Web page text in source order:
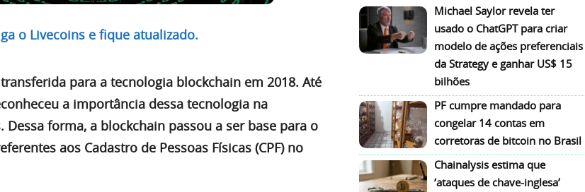
o Livecoins e fique atualizado.
para a tecnologia blockchain em 2018. Até
a importância dessa tecnologia na
Dessa forma, a blockchain passou a ser base para o
aos Cadastro de Pessoas Físicas (CPF) no
Michael Saylor revela ter
usado o ChatGPT para criar
modelo de ações preferenciais
da Strategy e ganhar US$ 15
bilhões
PF cumpre mandado para
congelar 14 contas em
corretoras de bitcoin no Brasil
Chainalysis estima que
‘ataques de chave-inglesa’